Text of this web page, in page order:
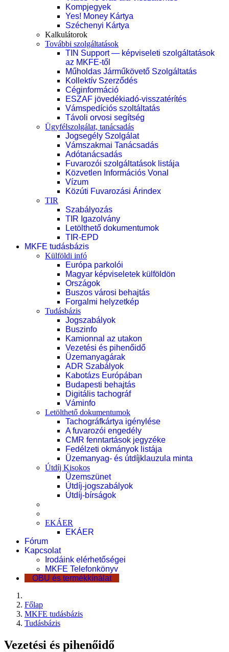
Kompjegyek
Yes! Money Kártya
Széchenyi Kártya
Kalkulátorok
További szolgáltatások
TIN Support — képviseleti szolgáltatások
az MKFE-től
Műholdas Járműkövető Szolgáltatás
Kollektív Szerződés
Céginformáció
ESZAF jövedékiadó-visszatérítés
Vámspedíciós szoltáltatás
Távoli orvosi segítség
Ügyfélszolgálat, tanácsadás
Jogsegély Szolgálat
Vámszakmai Tanácsadás
Adótanácsadás
Fuvarozói szolgáltatások listája
Közvetlen Információs Vonal
Vízum
Közúti Fuvarozási Árindex
TIR
Szabályozás
TIR Igazolvány
Letölthető dokumentumok
TIR-EPD
MKFE tudásbázis
Külföldi infó
Európa parkolói
Magyar képviseletek külföldön
Országok
Buszos városi behajtás
Forgalmi helyzetkép
Tudásbázis
Jogszabályok
Buszinfo
Kamionnal az utakon
Vezetési és pihenőidő
Üzemanyagárak
ADR Szabályok
Kabotázs Európában
Budapesti behajtás
Digitális tachográf
Váminfo
Letölthető dokumentumok
Tachográfkártya igénylése
A fuvarozói engedély
CMR fenntartások jegyzéke
Fedélzeti okmányok listája
Üzemanyag- és útdíjklauzula minta
Útdíj Kisokos
Üzemszünet
Útdíj-jogszabályok
Útdíj-bírságok
EKÁER
EKÁER
Fórum
Kapcsolat
Irodáink elérhetőségei
MKFE Telefonkönyv
OBU és termékkínálat
Főlap
MKFE tudásbázis
Tudásbázis
Vezetési és pihenőidő